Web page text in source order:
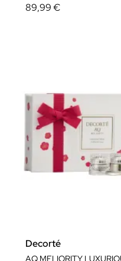
89,99 €
Decorté
AQ MELIORITY